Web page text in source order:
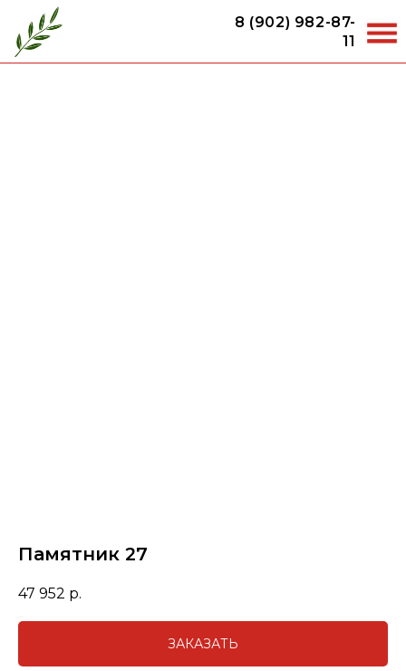
8 (902) 982-87-
11
Памятник 27
47 952 р.
ЗАКАЗАТЬ